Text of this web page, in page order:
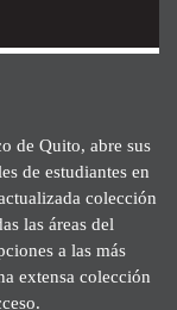
de Quito, abre sus
de estudiantes en
colección
las áreas del
a las más
extensa colección